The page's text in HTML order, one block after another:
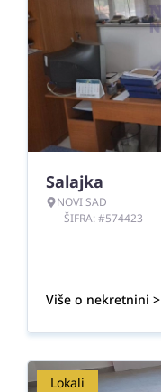
Salajka
NOVI SAD
ŠIFRA: #574423
Više o nekretnini >
Lokali